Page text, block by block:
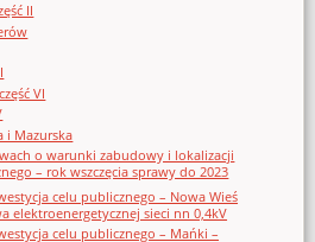
II
VI
i Mazurska
o warunki zabudowy i lokalizacji
– rok wszczęcia sprawy do 2023
celu publicznego – Nowa Wieś
elektroenergetycznej sieci nn 0,4kV
celu publicznego – Mańki –